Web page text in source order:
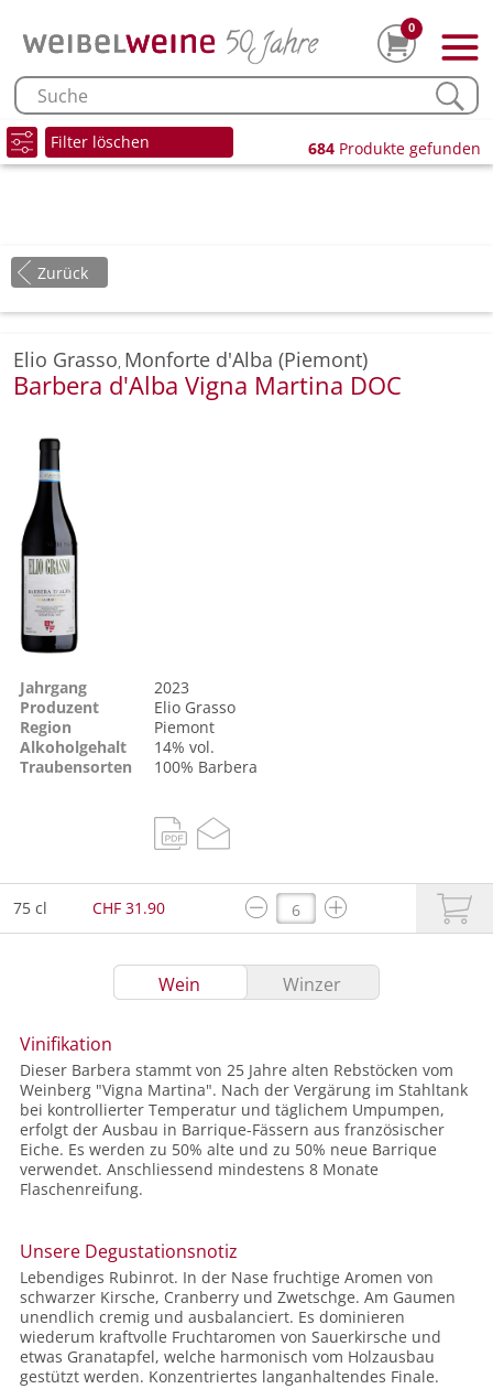
0
Filter löschen 684 Produkte gefunden
Zurück
Elio Grasso, Monforte d'Alba (Piemont)
Barbera d'Alba Vigna Martina DOC
Jahrgang
2023
Produzent
Elio Grasso
Region
Piemont
Alkoholgehalt
14% vol.
Traubensorten
100% Barbera
75 cl CHF 31.90
Wein Winzer
Vinifikation
Dieser Barbera stammt von 25 Jahre alten Rebstöcken vom
Weinberg "Vigna Martina". Nach der Vergärung im Stahltank
bei kontrollierter Temperatur und täglichem Umpumpen,
erfolgt der Ausbau in Barrique-Fässern aus französischer
Eiche. Es werden zu 50% alte und zu 50% neue Barrique
verwendet. Anschliessend mindestens 8 Monate
Flaschenreifung.
Unsere Degustationsnotiz
Lebendiges Rubinrot. In der Nase fruchtige Aromen von
schwarzer Kirsche, Cranberry und Zwetschge. Am Gaumen
unendlich cremig und ausbalanciert. Es dominieren
wiederum kraftvolle Fruchtaromen von Sauerkirsche und
etwas Granatapfel, welche harmonisch vom Holzausbau
gestützt werden. Konzentriertes langanhaltendes Finale.